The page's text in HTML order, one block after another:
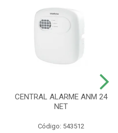
CENTRAL ALARME ANM 24
NET
Código: 543512